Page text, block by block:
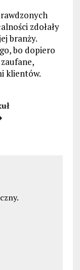
zdołały
branży.
bo dopiero
klientów.